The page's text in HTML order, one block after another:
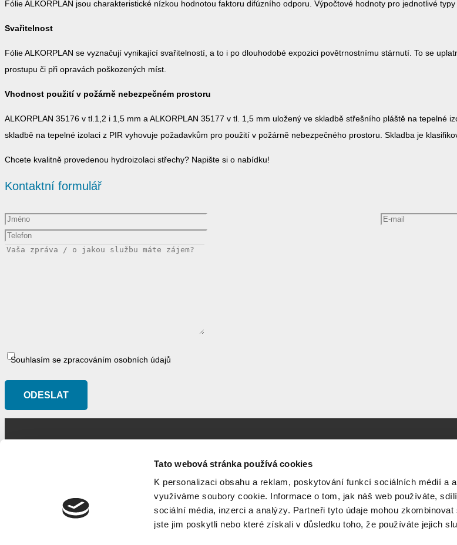
Tato webová stránka používá cookies
K personalizaci obsahu a reklam, poskytování funkcí sociálních médií a
využíváme soubory cookie. Informace o tom, jak náš web používáte,
sociální média, inzerci a analýzy. Partneři tyto údaje mohou
jste jim poskytli nebo které získali v důsledku toho, že používáte jejich
Fólie ALKORPLAN jsou charakteristické nízkou hodnotou faktoru difúzního odporu. Výpočtové hodnoty pro jednotlivé
Svařitelnost
Fólie ALKORPLAN se vyznačují vynikající svařitelností, a to i po dlouhodobé expozici povětrnostnímu stárnutí. To se
prostupu či při opravách poškozených míst.
Vhodnost použití v požárně nebezpečném prostoru
ALKORPLAN 35176 v tl.1,2 i 1,5 mm a ALKORPLAN 35177 v tl. 1,5 mm uložený ve skladbě střešního pláště na tepelné
skladbě na tepelné izolaci z PIR vyhovuje požadavkům pro použití v požárně nebezpečného prostoru. Skladba je
Chcete kvalitně provedenou hydroizolaci střechy? Napište si o nabídku!
Kontaktní formulář
Souhlasím se zpracováním osobních údajů
„Jen kvalitně provedená hydroizolace s použitím nejlepších materiálů